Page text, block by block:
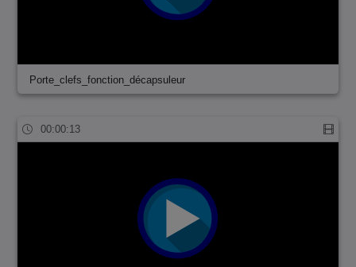
Porte_clefs_fonction_décapsuleur
00:00:13